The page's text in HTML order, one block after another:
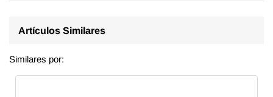
Artículos Similares
Similares por: